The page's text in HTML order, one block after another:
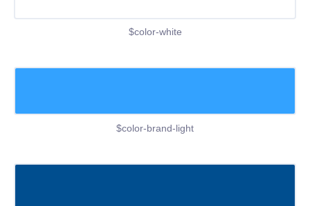
$color-white
$color-brand-light